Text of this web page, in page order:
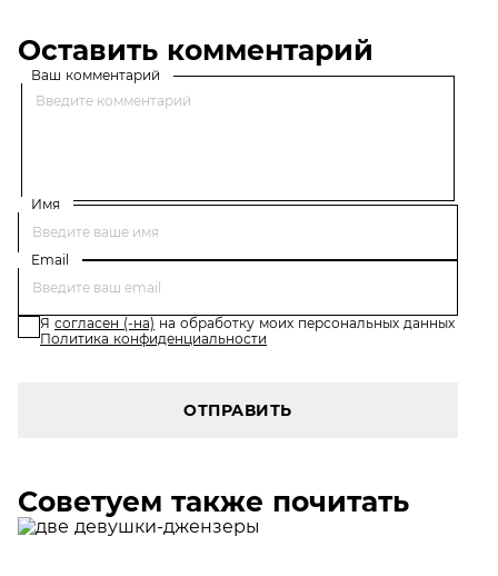
Оставить комментарий
Ваш комментарий
Имя
Email
Я согласен (-на) на обработку моих персональных данных
Политика конфиденциальности
ОТПРАВИТЬ
Советуем также почитать